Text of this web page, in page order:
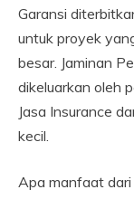
Garansi
untuk proyek
besar. Jaminan
dikeluarkan oleh
Jasa Insurance
kecil.
Apa manfaat dari